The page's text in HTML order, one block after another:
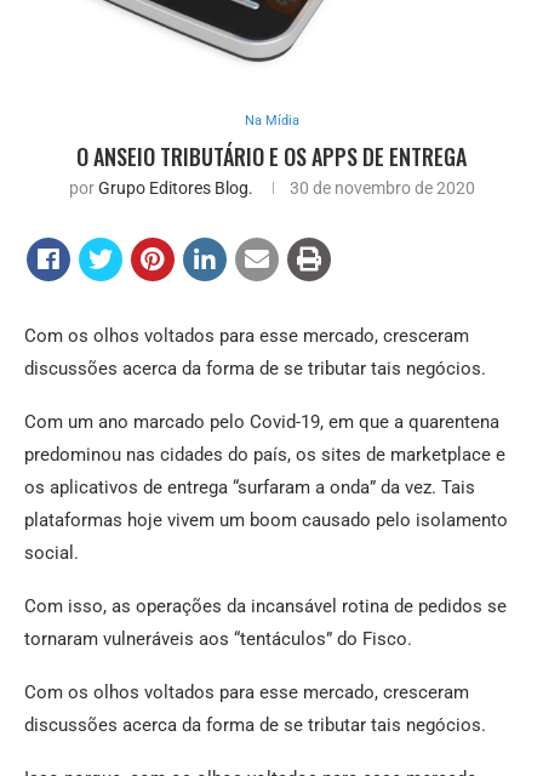
Na Mídia
O ANSEIO TRIBUTÁRIO E OS APPS DE ENTREGA
porGrupo Editores Blog. 30 de novembro de 2020
Com os olhos voltados para esse mercado, cresceram
discussões acerca da forma de se tributar tais negócios.
Com um ano marcado pelo Covid-19, em que a quarentena
predominou nas cidades do país, os sites de marketplace e
os aplicativos de entrega “surfaram a onda” da vez. Tais
plataformas hoje vivem um boom causado pelo isolamento
social.
Com isso, as operações da incansável rotina de pedidos se
tornaram vulneráveis aos “tentáculos” do Fisco.
Com os olhos voltados para esse mercado, cresceram
discussões acerca da forma de se tributar tais negócios.